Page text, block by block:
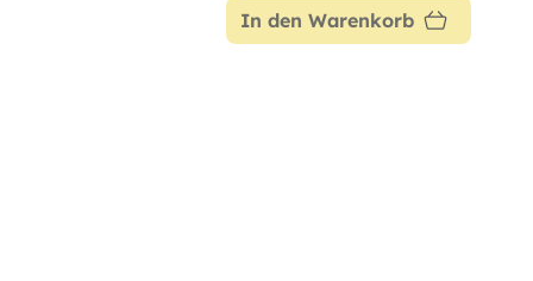
In den Warenkorb